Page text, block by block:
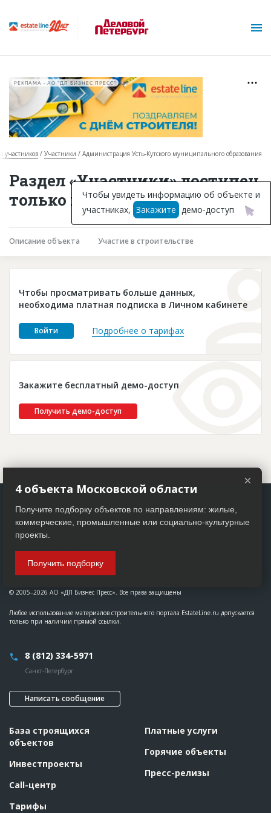
Горячие объекты
База строящихся объектов
Инвестпроекты
Глоссарий
Платные услуги
Пресс-релизы
РЕКЛАМА • АО "ДП БИЗНЕС ПРЕСС"
участников Участники Администрация Усть-Кутского муниципального образования
Раздел «Участники» доступен
только подписчикам
Описание объекта Участие в строительстве
Чтобы просматривать больше данных,
необходима платная подписка в Личном кабинете
Войти Подробнее о тарифах
Закажите бесплатный демо-доступ
Получить демо-доступ
Чтобы увидеть информацию об объекте и
участниках, Закажите демо-доступ
© 2005–2026 АО «ДП Бизнес Пресс». Все права защищены
Любое использование материалов строительного портала EstateLine.ru допускается
только при наличии прямой ссылки.
8 (812) 334-5971
Санкт-Петербург
Написать сообщение
База строящихся
объектов
Инвестпроекты
Call-центр
Тарифы
Платные услуги
Горячие объекты
Пресс-релизы
×
4 объекта Московской области
Получите подборку объектов по направлениям: жилые,
коммерческие, промышленные или социально-культурные
проекты.
Получить подборку